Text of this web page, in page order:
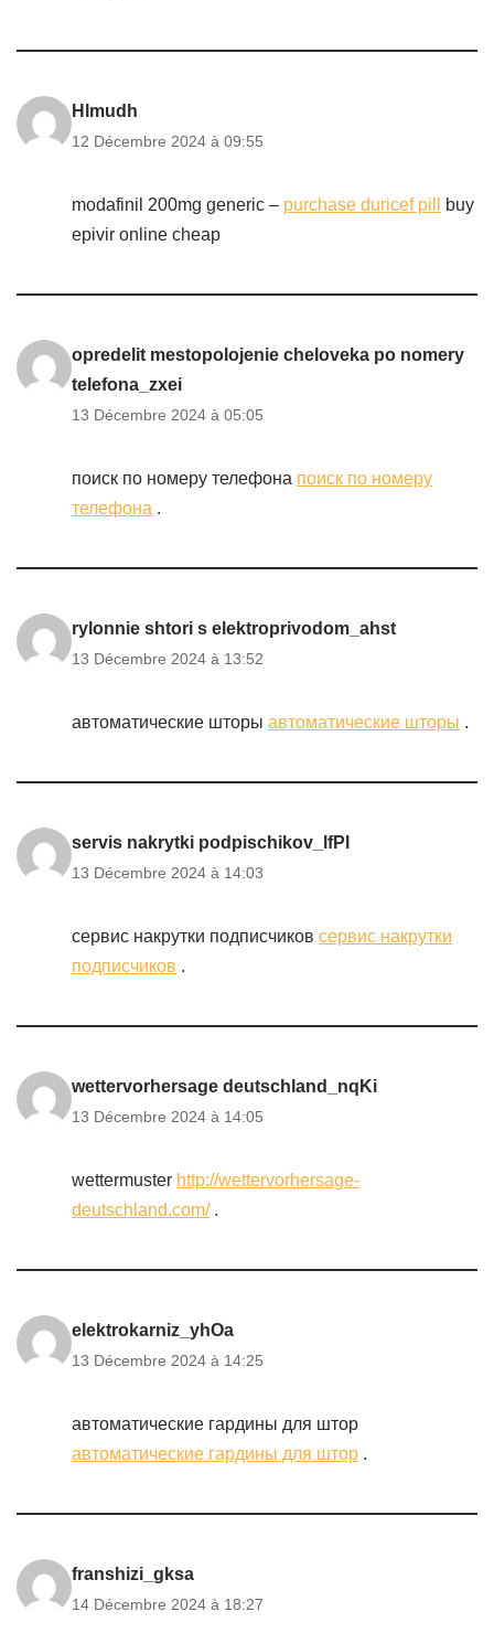
Hlmudh
12 Décembre 2024 à 09:55
modafinil 200mg generic – purchase duricef pill
buy
epivir online cheap
opredelit mestopolojenie cheloveka po nomery
telefona_zxei
13 Décembre 2024 à 05:05
поиск по номеру телефона поиск по номеру
телефона .
rylonnie shtori s elektroprivodom_ahst
13 Décembre 2024 à 13:52
автоматические шторы автоматические шторы .
servis nakrytki podpischikov_lfPl
13 Décembre 2024 à 14:03
сервис накрутки подписчиков сервис накрутки
подписчиков .
wettervorhersage deutschland_nqKi
13 Décembre 2024 à 14:05
wettermuster http://wettervorhersage-
deutschland.com/.
elektrokarniz_yhOa
13 Décembre 2024 à 14:25
автоматические гардины для штор
автоматические гардины для штор .
franshizi_gksa
14 Décembre 2024 à 18:27